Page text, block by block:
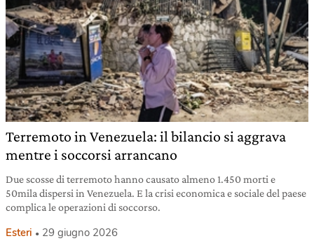
Terremoto in Venezuela: il bilancio si aggrava
mentre i soccorsi arrancano
Due scosse di terremoto hanno causato almeno 1.450 morti e
50mila dispersi in Venezuela. E la crisi economica e sociale del paese
complica le operazioni di soccorso.
Esteri 29 giugno 2026